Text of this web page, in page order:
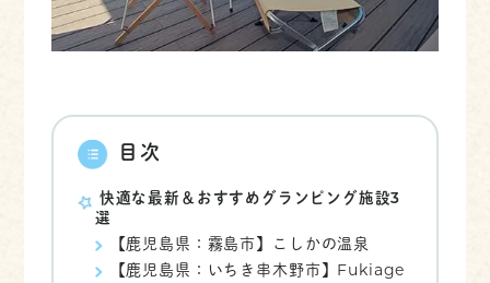
目次
快適な最新＆おすすめグランピング施設3
選
【鹿児島県：霧島市】こしかの温泉
【鹿児島県：いちき串木野市】Fukiage